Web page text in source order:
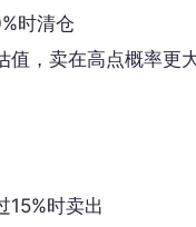
时清仓
值，卖在高点概率更
15%时卖出